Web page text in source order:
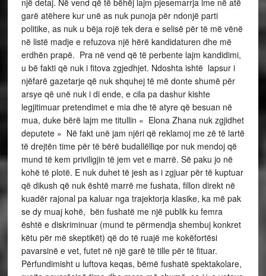
garë atëhere kur unë as nuk punoja për ndonjë parti
politike, as nuk u bëja rojë tek dera e selisë për të më vënë
në listë madje e refuzova një hërë kandidaturen dhe më
erdhën prapë. Pra në vend që të perbente lajm kandidimi,
u bë fakti që nuk i fitova zgjedhjet. Ndoshta ishtë lapsur i
njëfarë gazetarje që nuk shquhej të më donte shumë për
arsye që unë nuk i di ende, e cila pa dashur kishte
legjitimuar pretendimet e mia dhe të atyre që besuan në
mua, duke bërë lajm me titullin « Elona Zhana nuk zgjidhet
deputete » Në fakt unë jam njëri që reklamoj me zë të lartë
të drejtën time për të bërë budallëlliqe por nuk mendoj që
mund të kem priviligjin të jem vet e marrë. Së paku jo në
kohë të plotë. E nuk duhet të jesh as i zgjuar për të kuptuar
që dikush që nuk është marrë me fushata, fillon direkt në
kuadër rajonal pa kaluar nga trajektorja klasike, ka më pak
se dy muaj kohë, bën fushatë me një publik ku femra
është e diskriminuar (mund te përmendja shembuj konkret
këtu për më skeptikët) që do të ruajë me kokëfortësi
pavarsinë e vet, futet në një garë të tille për të fituar.
Përfundimisht u luftova keqas, bëmë fushatë spektakolare,